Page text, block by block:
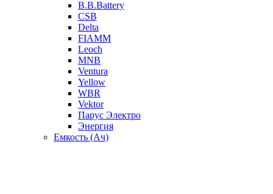
B.B.Battery
CSB
Delta
FIAMM
Leoch
MNB
Ventura
Yellow
WBR
Vektor
Парус Электро
Энергия
Емкость (Ач)